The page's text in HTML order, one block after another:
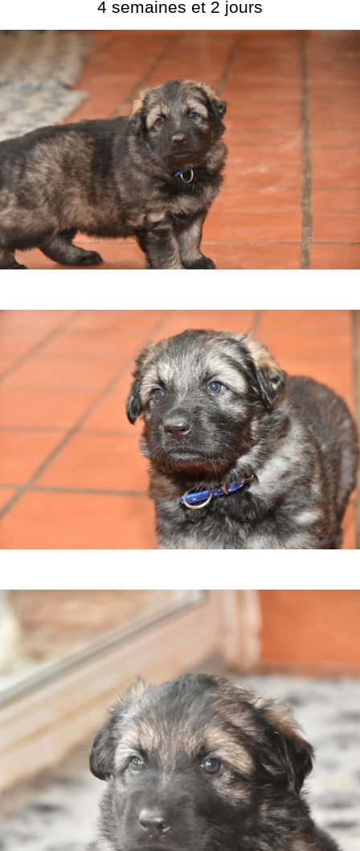
4 semaines et 2 jours